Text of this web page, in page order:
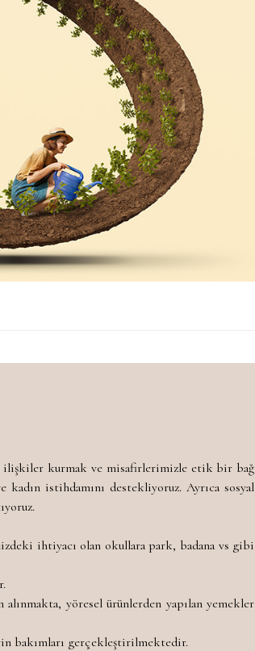
ilişkiler kurmak ve misafirlerimizle etik bir bağ
istihdamını destekliyoruz. Ayrıca sosyal
ihtiyacı olan okullara park, badana vs gibi
yöresel ürünlerden yapılan yemekler
bakımları gerçekleştirilmektedir.